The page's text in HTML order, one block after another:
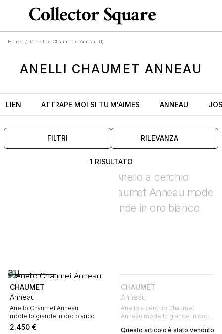
Home / Gioielli / Chaumet / Anneau (1)
ANELLI CHAUMET ANNEAU
LIEN ATTRAPE MOI SI TU M'AIMES ANNEAU
FILTRI RILEVANZA
1 RISULTATO
CHAUMET
Anneau
Anello Chaumet Anneau
modello grande in oro bianco
2.450 €
CHAUMET
Anneau
Anello a cerchio Chaumet
Anneau modello grande in oro
Questo articolo è stato venduto